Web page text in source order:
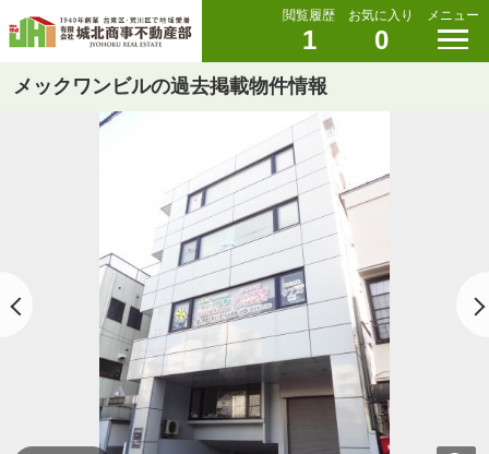
閲覧履歴
1
お気に入り
0
メニュー
メックワンビルの過去掲載物件情報